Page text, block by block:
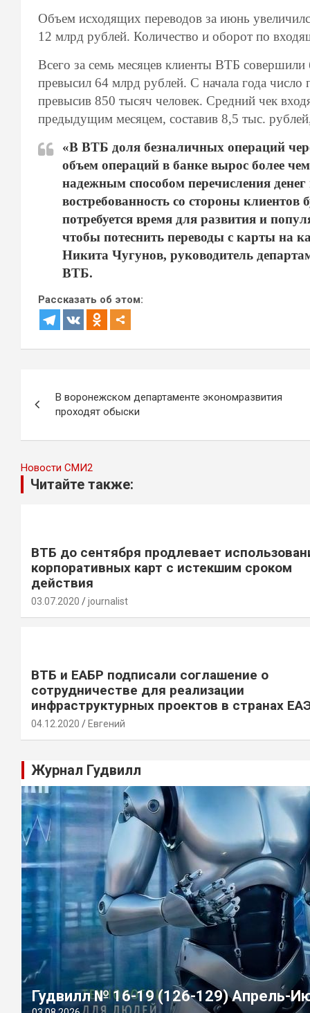
Объем исходящих переводов за июнь
12 млрд рублей. Количество и оборот по
Всего за семь месяцев клиенты ВТБ
превысил 64 млрд рублей. С начала года число
превысив 850 тысяч человек. Средний чек
предыдущим месяцем, составив 8,5 тыс.
«В ВТБ доля безналичных операций
объем операций в банке вырос более
надежным способом перечисления
востребованность со стороны клиентов
потребуется время для развития и
чтобы потеснить переводы с карты на
Никита Чугунов, руководитель
ВТБ.
Рассказать об этом:
по
записям
В воронежском департаменте экономразвития
проходят обыски
Новости СМИ2
Читайте также:
ВТБ до сентября продлевает
корпоративных карт с истекшим сроком
действия
03.07.2020 journalist
ВТБ и ЕАБР подписали соглашение о
сотрудничестве для реализации
инфраструктурных проектов в странах
04.12.2020 Евгений
Журнал Гудвилл
Гудвилл № 16-19 (126-129) Апрель-